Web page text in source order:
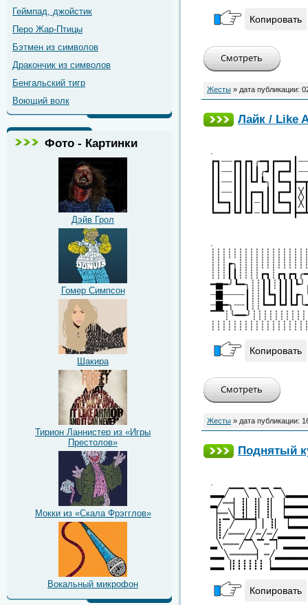
Геймпад, джойстик
Перо Жар-Птицы
Бэтмен из символов
Дракончик из символов
Бенгальский тигр
Воющий волк
Фото - Картинки
Дэйв Грол
Гомер Симпсон
Шакира
Тирион Ланнистер из «Игры
Престолов»
Мокки из «Скала Фрэгглов»
Вокальный микрофон
Копировать
Жесты » дата публикации:
Лайк / Like
.
Копировать
Жесты » дата публикации:
Поднятый
.
▕┋╱┉┉┉╱╱┉╱┉╱▂▂▂▂
Копировать